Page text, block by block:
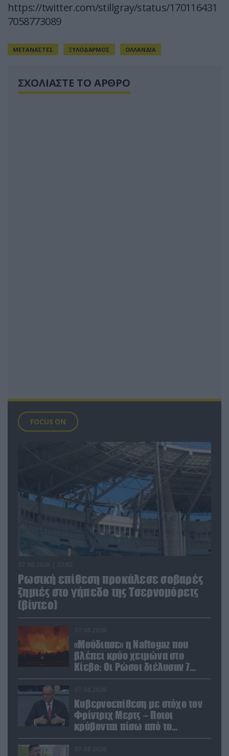
https://twitter.com/stillgray/status/170116431
7058773089
ΜΕΤΑΝΑΣΤΕΣ ΞΥΛΟΔΑΡΜΟΣ ΟΛΛΑΝΔΙΑ
ΣΧΟΛΙΑΣΤΕ ΤΟ ΑΡΘΡΟ
FOCUS ON
Ρωσική επίθεση προκάλεσε σοβαρές
ζημιές στο γήπεδο της Τσερνομόρετς
(βίντεο)
«Μούδιασε» η Naftogaz που
βλέπει κρύο χειμώνα στο
Κίεβο: Οι Ρώσοι διέλυσαν 7
εγκαταστάσεις του ουκρανικού
Κυβερνοεπίθεση με στόχο τον
Φρίντριχ Μερτς – Ποιοι
κρύβονται πίσω από το
παραποιημένο βίντεο